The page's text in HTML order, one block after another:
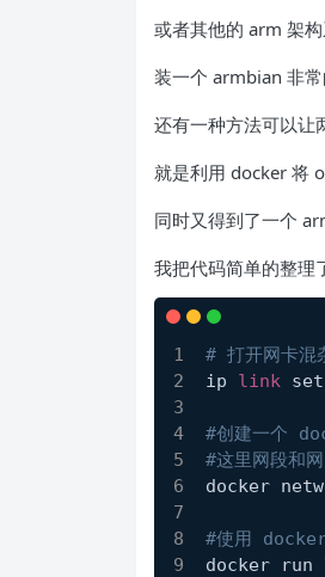
或者其他的 arm 架
装一个 armbian 非
还有一种方法可以让
就是利用 docker 将
同时又得到了一个
我把代码简单的整理
# 打开网卡混
ip link
#创建一个
#这里网段和
docker
#使用 docker
docker run